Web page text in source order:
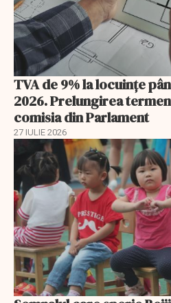
TVA de 9% la locuințe
2026. Prelungirea
comisia din Parlament
27 IULIE 2026